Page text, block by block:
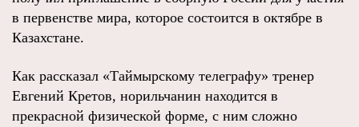
в первенстве мира, которое состоится в октябре в
Казахстане.
Как рассказал «Таймырскому телеграфу» тренер
Евгений Кретов, норильчанин находится в
прекрасной физической форме, с ним сложно